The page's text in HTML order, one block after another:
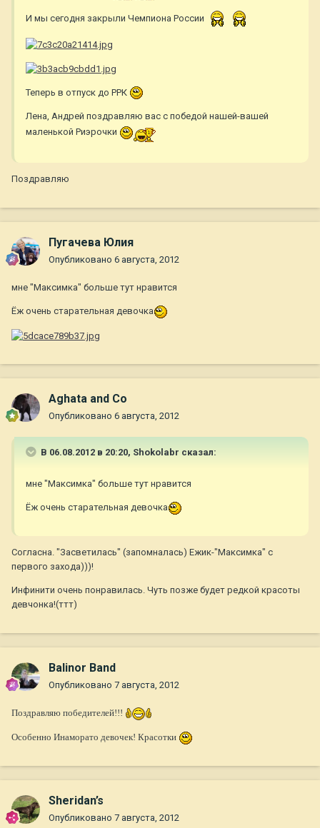
И мы сегодня закрыли Чемпиона России
Теперь в отпуск до РРК
Лена, Андрей поздравляю вас с победой нашей-вашей
маленькой Риэрочки
Поздравляю
Пугачева Юлия
Опубликовано 6 августа, 2012
мне "Максимка" больше тут нравится
Ёж очень старательная девочка
Aghata and Co
Опубликовано 6 августа, 2012
В 06.08.2012 в 20:20, Shokolabr сказал:
мне "Максимка" больше тут нравится
Ёж очень старательная девочка
Согласна. "Засветилась" (запомналась) Ежик-"Максимка" с
первого захода)))!
Инфинити очень понравилась. Чуть позже будет редкой красоты
девчонка!(ттт)
Balinor Band
Опубликовано 7 августа, 2012
Поздравляю победителей!!!
Особенно Инаморато девочек! Красотки
Sheridan’s
Опубликовано 7 августа, 2012